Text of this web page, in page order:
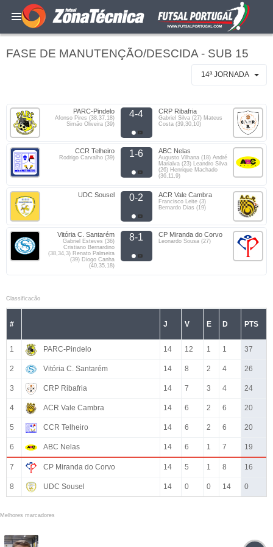
FASE DE MANUTENÇÃO/DESCIDA - SUB 15
14ª JORNADA
PARC-Pindelo
Afonso Pires (38,37,18)
Simão Oliveira (39)
4-4 CRP Ribafria
Gabriel Silva (27) Mateus
Costa (39,30,10)
CCR Telheiro
Rodrigo Carvalho (39) 1-6 ABC Nelas
Augusto Vilhana (18) André
Marialva (23) Leandro Silva
(26) Henrique Machado
(36,11,9)
UDC Sousel 0-2 ACR Vale Cambra
Francisco Leite (3)
Bernardo Dias (19)
Vitória C. Santarém
Gabriel Esteves (36)
Cristiano Bernardino
(38,34,3) Renato Palmeira
(39) Diogo Canha
(40,35,18)
8-1 CP Miranda do Corvo
Leonardo Sousa (27)
Classificacão
# J V E D PTS
1 PARC-Pindelo 14 12 1 1 37
2 Vitória C. Santarém 14 8 2 4 26
3 CRP Ribafria 14 7 3 4 24
4 ACR Vale Cambra 14 6 2 6 20
5 CCR Telheiro 14 6 2 6 20
6 ABC Nelas 14 6 1 7 19
7 CP Miranda do Corvo 14 5 1 8 16
8 UDC Sousel 14 0 0 14 0
Melhores marcadores